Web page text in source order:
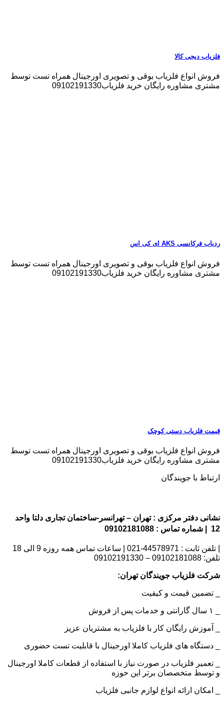
فلزیاب دیجی کالا
فروش انواع فلزیاب بوقی و تصویری اورجینال همراه تست توسط
مشتری مشاوره رایگان خرید فلزیاب09102191330
ردیاب فرکانسی AKS ای کی اس
فروش انواع فلزیاب بوقی و تصویری اورجینال همراه تست توسط
مشتری مشاوره رایگان خرید فلزیاب09102191330
قیمت فلزیاب دستی کوچک
فروش انواع فلزیاب بوقی و تصویری اورجینال همراه تست توسط
مشتری مشاوره رایگان خرید فلزیاب09102191330
ارتباط با جویندگان
نشانی دفتر مرکزی : تهران – تهرانسر-ساختمان تجاری دلتا واحد
12 | شماره تماس : 09102181088
| تلفن ثابت : 44578971-021 | ساعات تماس همه روزه 9 الی 18
تلفن: 09102181088 – 09102191330
شرکت فلزیاب جویندگان تهران:
_ تضمین قیمت و کیفیت
_ آموزش رایگان کار با فلزیاب به مشتریان عزیز
_ دستگاه های فلزیاب کاملا اورجینال با قابلیت تست حضوری
_ تعمیر فلزیاب در صورت نیاز با استفاده از قطعات کاملا اورجینال
و توسط متخصصان برتر این حوزه
_ امکان ارائه انواع لوازم جانبی فلزیاب